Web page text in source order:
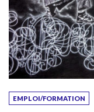
EMPLOI/FORMATION